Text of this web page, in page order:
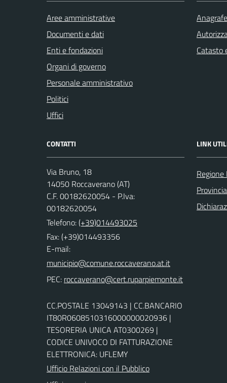
Aree amministrative
Documenti e dati
Enti e fondazioni
Organi di governo
Personale amministrativo
Politici
Uffici
Catasto
CONTATTI
Via Bruno, 18
14050 Roccaverano (AT)
C.F. 00182620054 - P.Iva:
00182620054
Telefono:(+39)014493025
Fax: (+39)014493356
E-mail:
PEC:
CC.POSTALE 13049143 | CC.BANCARIO
IT80R0608510316000000020936 |
TESORERIA UNICA AT0300269 |
CODICE UNIVOCO DI FATTURAZIONE
ELETTRONICA: UFLEMY
Ufficio Relazioni con il Pubblico
LINK